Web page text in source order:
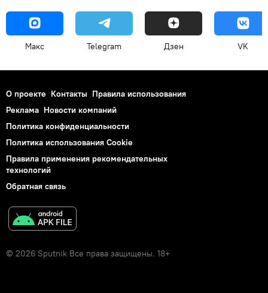
Макс Telegram Дзен VK
О проекте Контакты Правила использования
Реклама Новости компаний
Политика конфиденциальности
Политика использования Cookie
Правила применения рекомендательных
технологий
Обратная связь
© 2026 Sputnik Все права защищены. 18+